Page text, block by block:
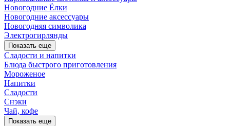
Новогодние Ёлки
Новогодние аксессуары
Новогодняя символика
Электрогирлянды
Показать еще
Сладости и напитки
Блюда быстрого приготовления
Мороженое
Напитки
Сладости
Снэки
Чай, кофе
Показать еще